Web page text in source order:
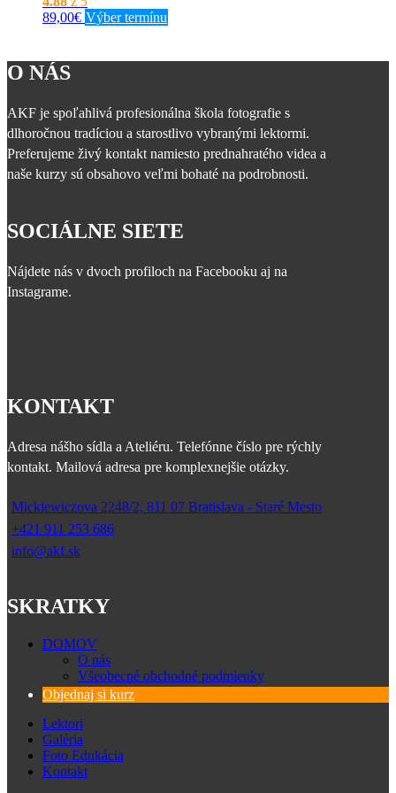
89,00€ Výber termínu
viacero
si
môžete
vybrať
na
stránke
O NÁS
AKF je spoľahlivá profesionálna škola fotografie s
dlhoročnou tradíciou a starostlivo vybranými lektormi.
Preferujeme živý kontakt namiesto prednahratého videa a
naše kurzy sú obsahovo veľmi bohaté na podrobnosti.
SOCIÁLNE SIETE
Nájdete nás v dvoch profiloch na Facebooku aj na
Instagrame.
KONTAKT
Adresa nášho sídla a Ateliéru. Telefónne číslo pre rýchly
kontakt. Mailová adresa pre komplexnejšie otázky.
Mickiewiczova 2248/2, 811 07 Bratislava - Staré Mesto
+421 911 253 686
info@akf.sk
SKRATKY
DOMOV
O nás
Všeobecné obchodné podmienky
Zásady spracovania osobných údajov
Objednaj si kurz
Lektori
Galéria
Foto Edukácia
Kontakt